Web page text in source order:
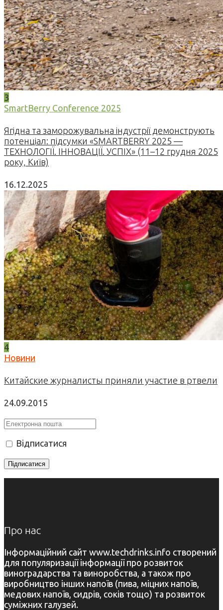
3
SmartBerry Conference 2025
Ягідна та заморожувальна індустрії демонструють
потенціал: підсумки «SMARTBERRY 2025 —
ТЕХНОЛОГІЇ. ІННОВАЦІЇ. УСПІХ» (11–12 грудня 2025
року, Київ)
16.12.2025
4
Новини
Китайские журналисты приняли участие в ртвели
24.09.2015
Відписатися
Про нас
Інформаційний сайт www.techdrinks.info створений
для популяризації інформації про розвиток
виноградарства та виноробства, а також про
виробництво інших напоїв (пива, міцних напоїв,
медових напоїв, сидрів, соків тощо) та розвиток
суміжних галузей.